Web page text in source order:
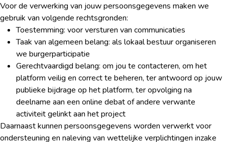
Voor de verwerking van jouw persoonsgegevens maken we
gebruik van volgende rechtsgronden:
Toestemming: voor versturen van communicaties
Taak van algemeen belang: als lokaal bestuur organiseren
we burgerparticipatie
Gerechtvaardigd belang: om jou te contacteren, om het
platform veilig en correct te beheren, ter antwoord op jouw
publieke bijdrage op het platform, ter opvolging na
deelname aan een online debat of andere verwante
activiteit gelinkt aan het project
Daarnaast kunnen persoonsgegevens worden verwerkt voor
ondersteuning en naleving van wettelijke verplichtingen inzake